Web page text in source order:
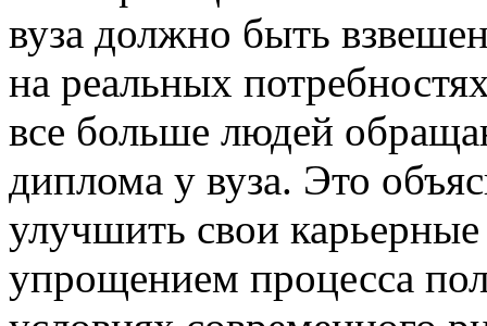
вуза должно быть
на реальных
все больше людей
диплома у вуза. Это
улучшить свои
упрощением процесса